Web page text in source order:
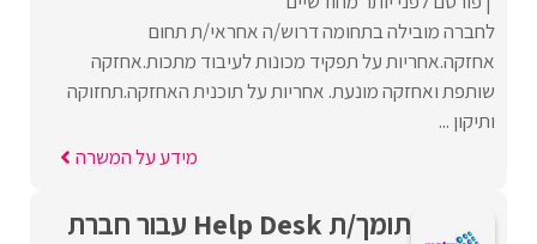
לחברה מובילה בתחומה דרוש/ה אחראי/ת תחום
אחזקה.אחריות על תפקיד מכונות לעיבוד מתכות.אחזקה
שותפת ואחזקה מונעת. אחריות על תוכנית האחזקה.תחזוקה
ותיקון ...
מידע על המשרה
תומך/ת Help Desk עבור חברת